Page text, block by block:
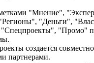
"Мнение",
"Деньги",
"Спецпроекты", "Промо"
создается
партнерами.